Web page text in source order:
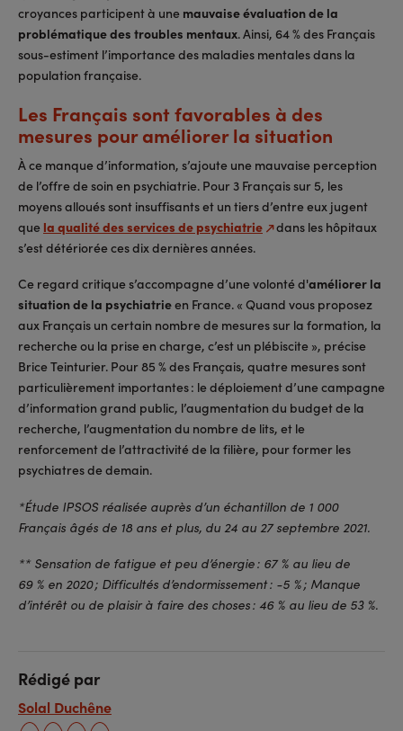
croyances participent à une mauvaise évaluation de la
problématique des troubles mentaux. Ainsi, 64 % des Français
sous-estiment l’importance des maladies mentales dans la
population française.
Les Français sont favorables à des
mesures pour améliorer la situation
À ce manque d’information, s’ajoute une mauvaise perception
de l’offre de soin en psychiatrie. Pour 3 Français sur 5, les
moyens alloués sont insuffisants et un tiers d’entre eux jugent
que la qualité des services de psychiatrie dans les hôpitaux
s’est détériorée ces dix dernières années.
Ce regard critique s’accompagne d’une volonté d'améliorer la
situation de la psychiatrieen France. « Quand vous proposez
aux Français un certain nombre de mesures sur la formation, la
recherche ou la prise en charge, c’est un plébiscite », précise
Brice Teinturier. Pour 85 % des Français, quatre mesures sont
particulièrement importantes : le déploiement d’une campagne
d’information grand public, l’augmentation du budget de la
recherche, l’augmentation du nombre de lits, et le
renforcement de l’attractivité de la filière, pour former les
psychiatres de demain.
*Étude IPSOS réalisée auprès d’un échantillon de 1 000
Français âgés de 18 ans et plus, du 24 au 27 septembre 2021.
** Sensation de fatigue et peu d’énergie : 67 % au lieu de
69 % en 2020 ; Difficultés d’endormissement : -5 % ; Manque
d’intérêt ou de plaisir à faire des choses : 46 % au lieu de 53 %.
Rédigé par
Solal Duchêne